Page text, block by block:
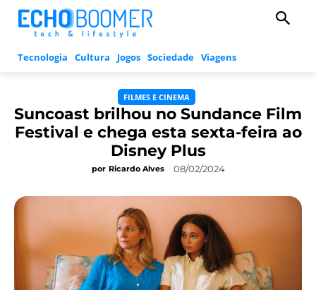
Tecnologia Cultura Jogos Sociedade Viagens
FILMES E CINEMA
Suncoast brilhou no Sundance Film
Festival e chega esta sexta-feira ao
Disney Plus
por Ricardo Alves 08/02/2024